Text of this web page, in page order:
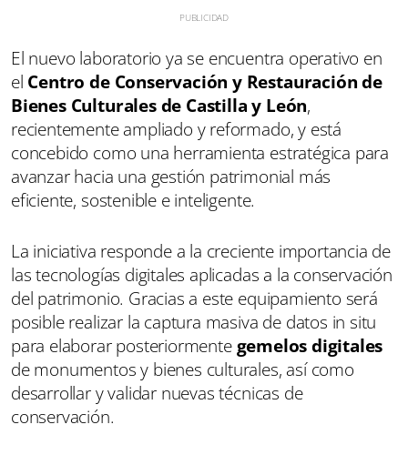
El nuevo laboratorio ya se encuentra operativo en
el Centro de Conservación y Restauración de
Bienes Culturales de Castilla y León,
recientemente ampliado y reformado, y está
concebido como una herramienta estratégica para
avanzar hacia una gestión patrimonial más
eficiente, sostenible e inteligente.
La iniciativa responde a la creciente importancia de
las tecnologías digitales aplicadas a la conservación
del patrimonio. Gracias a este equipamiento será
posible realizar la captura masiva de datos in situ
para elaborar posteriormentegemelos digitales
de monumentos y bienes culturales, así como
desarrollar y validar nuevas técnicas de
conservación.